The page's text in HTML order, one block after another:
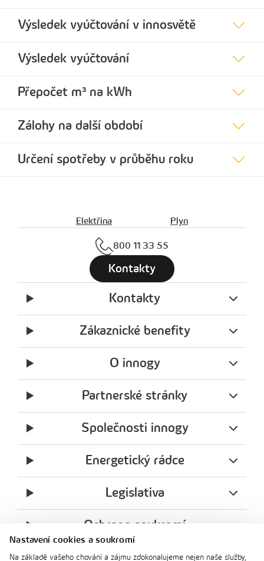
Nastavení cookies a soukromí
Na základě vašeho chování a zájmu zdokonalujeme nejen naše služby,
Výsledek vyúčtování v innosvětě
Výsledek vyúčtování
Přepočet m³ na kWh
Zálohy na další období
Určení spotřeby v průběhu roku
Elektřina Plyn
800 11 33 55
Kontakty
Kontakty
Zákaznické benefity
O innogy
Partnerské stránky
Společnosti innogy
Energetický rádce
Legislativa
Ochrana soukromí
messengerfacebook
x
instagramyoutubeLinkedin